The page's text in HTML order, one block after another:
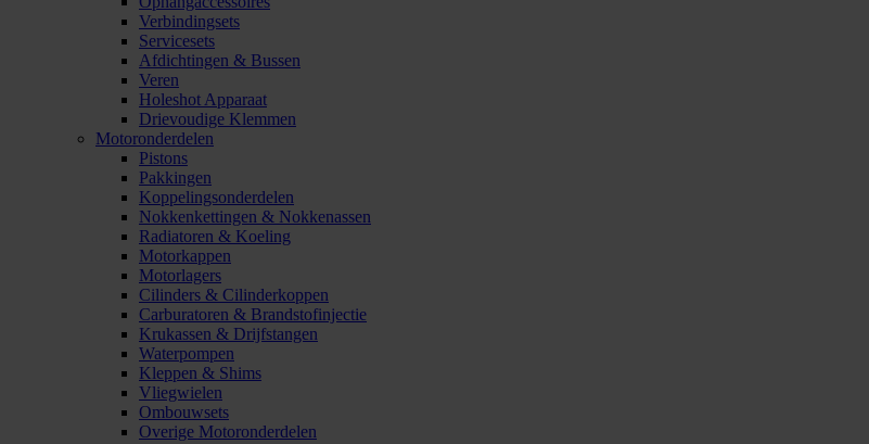
Verbindingsets
Servicesets
Afdichtingen & Bussen
Veren
Holeshot Apparaat
Drievoudige Klemmen
Motoronderdelen
Pistons
Pakkingen
Koppelingsonderdelen
Nokkenkettingen & Nokkenassen
Radiatoren & Koeling
Motorkappen
Motorlagers
Cilinders & Cilinderkoppen
Carburatoren & Brandstofinjectie
Krukassen & Drijfstangen
Waterpompen
Kleppen & Shims
Vliegwielen
Ombouwsets
Overige Motoronderdelen